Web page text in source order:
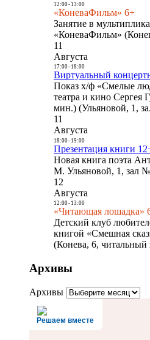
12:00- 13:00
«КоневаФильм» 6+
Занятие в
«КоневаФильм»
11
Августа
17:00- 18:00
Виртуальный
Показ х/ф «Смелые
театра и кино Сергея
мин.) (Ульяновой, 1,
11
Августа
18:00- 19:00
Презентация книги
Новая книга поэта
М. Ульяновой, 1, зал
12
Августа
12:00- 13:00
«Читающая лошадка»
Детский клуб
книгой «Смешная
(Конева, 6, читальный
Архивы
Архивы
Решаем вместе